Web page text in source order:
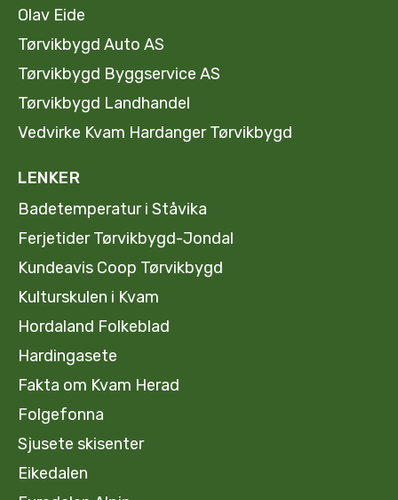
Olav Eide
Tørvikbygd Auto AS
Tørvikbygd Byggservice AS
Tørvikbygd Landhandel
Vedvirke Kvam Hardanger Tørvikbygd
LENKER
Badetemperatur i Ståvika
Ferjetider Tørvikbygd-Jondal
Kundeavis Coop Tørvikbygd
Kulturskulen i Kvam
Hordaland Folkeblad
Hardingasete
Fakta om Kvam Herad
Folgefonna
Sjusete skisenter
Eikedalen